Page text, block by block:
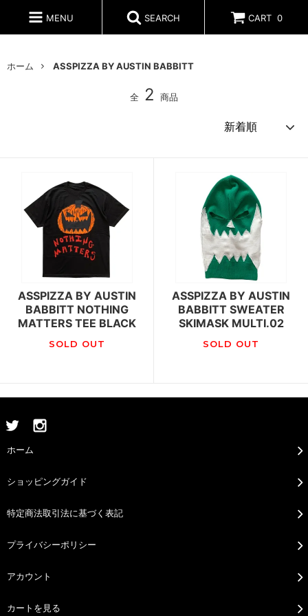
MENU SEARCH CART 0
ホーム ASSPIZZA BY AUSTIN BABBITT
全 2 商品
ASSPIZZA BY AUSTIN
BABBITT NOTHING
MATTERS TEE BLACK
SOLD OUT
ASSPIZZA BY AUSTIN
BABBITT SWEATER
SKIMASK MULTI.02
SOLD OUT
ホーム
ショッピングガイド
特定商法取引法に基づく表記
プライバシーポリシー
アカウント
カートを見る